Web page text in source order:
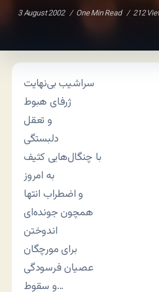
3 August 2002 One Min Read 212
سراشیب بی‌نهایت
ژرفای هبوط
و تعقل
دلبستگی
با چنگال‌هایی کثیف
به امروز
و اضطراب انتها
همچون جونده‌ای
اندوختن
برای مورچگان
عصیان فرسودگی
و سقوط…